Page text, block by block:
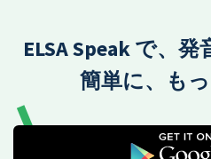
ELSA Speak で、
簡単に、もっ